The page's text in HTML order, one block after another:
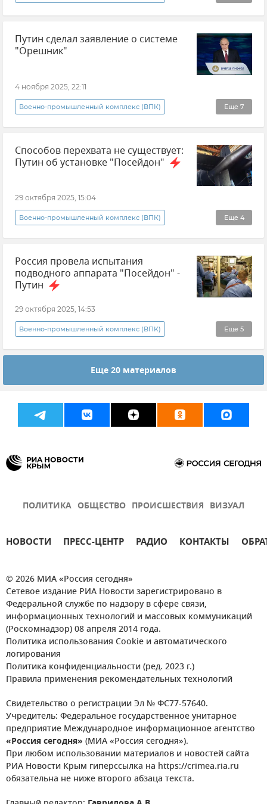
Министерство обороны РФ Украина
Новости ВСУ (Вооруженные силы Украины)
Путин сделал заявление о системе
"Орешник"
4 ноября 2025, 22:11
Еще 7
Военно-промышленный комплекс (ВПК)
Владимир Путин (политик) Россия
Ракетная система средней дальности "Орешник"
Оружие
Способов перехвата не существует:
Путин об установке "Посейдон"
29 октября 2025, 15:04
Еще 4
Военно-промышленный комплекс (ВПК)
Вооруженные силы России Армия и флот
Владимир Путин (политик) Россия
Россия провела испытания
подводного аппарата "Посейдон" -
Путин
29 октября 2025, 14:53
Еще 5
Военно-промышленный комплекс (ВПК)
Владимир Путин (политик)
Вооруженные силы России Новости
Еще 20 материалов
ПОЛИТИКА ОБЩЕСТВО ПРОИСШЕСТВИЯ ВИЗУАЛ
НОВОСТИ ПРЕСС-ЦЕНТР РАДИО КОНТАКТЫ
© 2026 МИА «Россия сегодня»
Сетевое издание РИА Новости зарегистрировано в
Федеральной службе по надзору в сфере связи,
информационных технологий и массовых коммуникаций
(Роскомнадзор) 08 апреля 2014 года.
Политика использования Cookie и автоматического
логирования
Политика конфиденциальности (ред. 2023 г.)
Правила применения рекомендательных технологий
Свидетельство о регистрации Эл № ФС77-57640.
Учредитель: Федеральное государственное унитарное
предприятие Международное информационное агентство
«Россия сегодня» (МИА «Россия сегодня»).
При любом использовании материалов и новостей сайта
РИА Новости Крым гиперссылка на https://crimea.ria.ru
обязательна не ниже второго абзаца текста.